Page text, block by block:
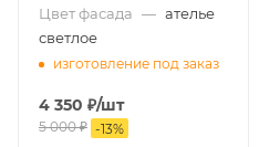
Цвет фасада — ателье
светлое
изготовление под заказ
4 350 ₽/шт
5 000₽ -13%